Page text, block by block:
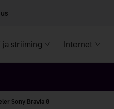
ja striiming Internet
Sony Bravia 8